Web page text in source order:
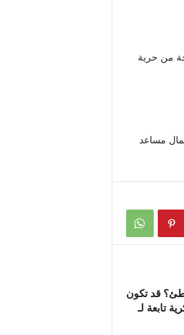
من حرية
مساعد
قد تكون
تابعة لـ